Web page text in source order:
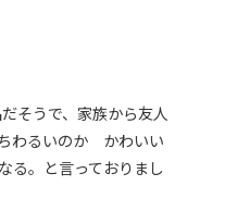
そうで、家族から友人
わるいのか かわいい
。と言っておりまし